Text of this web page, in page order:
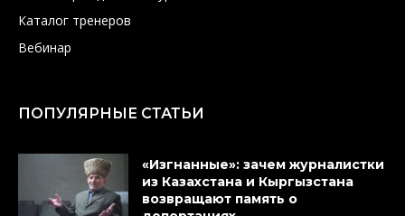
Каталог тренеров
Вебинар
ПОПУЛЯРНЫЕ СТАТЬИ
«Изгнанные»: зачем журналистки
из Казахстана и Кыргызстана
возвращают память о